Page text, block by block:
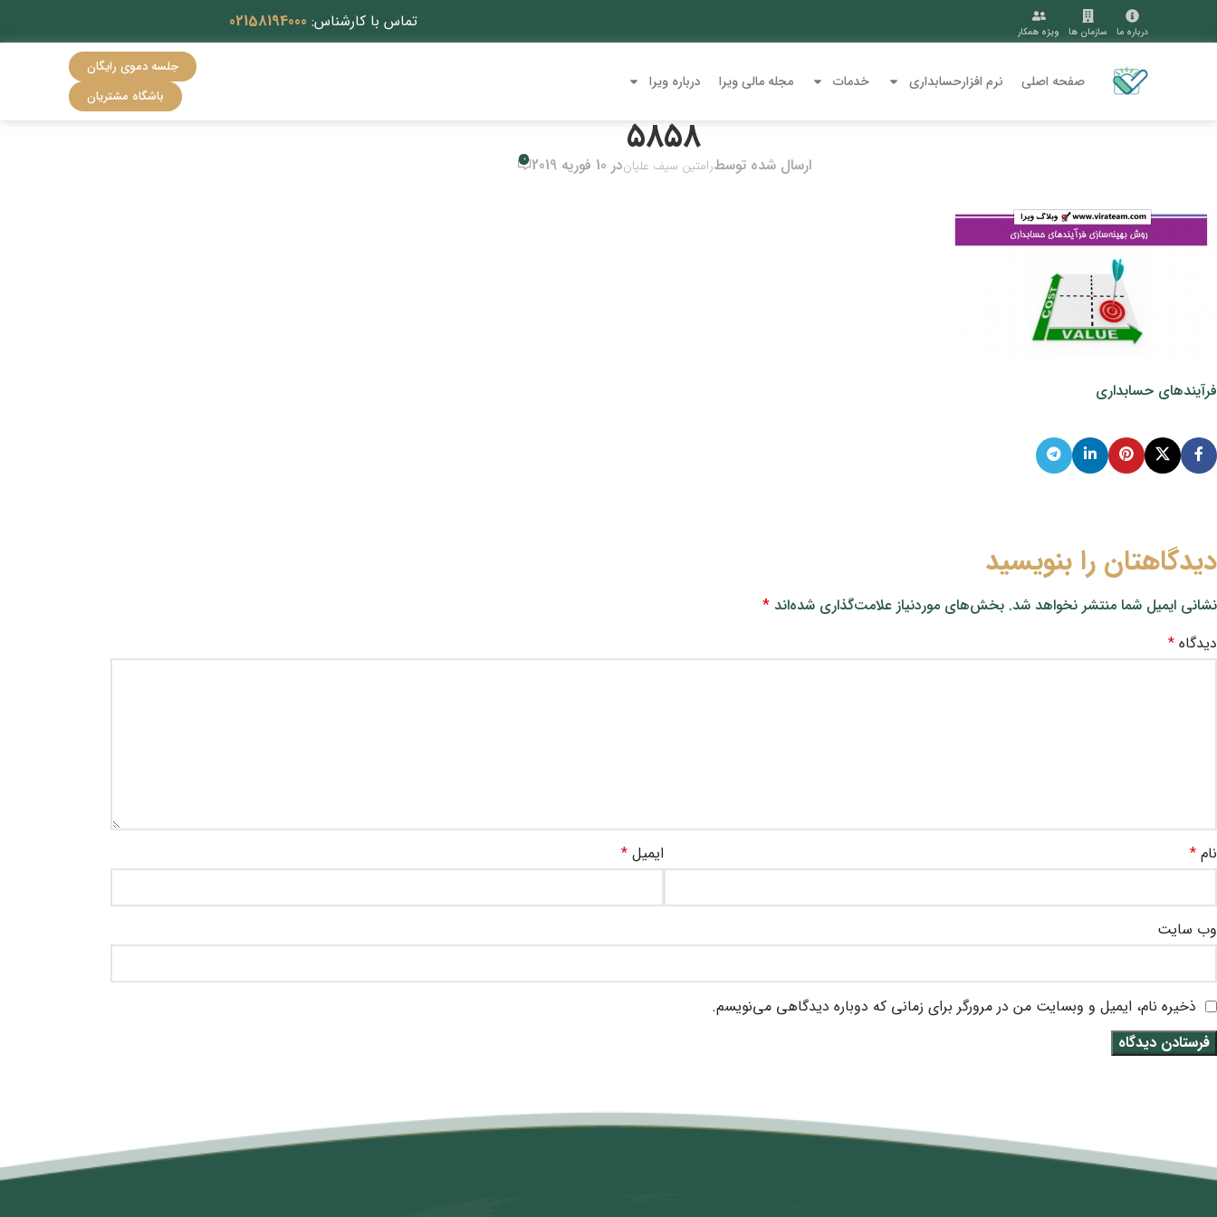
درباره ما سازمان ها ویژه همکار تماس با کارشناس: 02158194000
صفحه اصلی نرم افزارحسابداری خدمات مجله مالی ویرا درباره ویرا
جلسه دموی رایگان
باشگاه مشتریان
5858
ارسال شده توسطرامتین سیف علیاندر 10 فوریه 2019 0
فرآیندهای حسابداری
دیدگاهتان را بنویسید
نشانی ایمیل شما منتشر نخواهد شد. بخش‌های موردنیاز علامت‌گذاری شده‌اند *
دیدگاه *
نام * ایمیل *
وب‌ سایت
ذخیره نام، ایمیل و وبسایت من در مرورگر برای زمانی که دوباره دیدگاهی می‌نویسم.
متن سربرگ خود را وارد کنید